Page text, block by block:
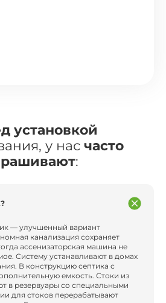
установкой
у нас часто
:
— улучшенный вариант
канализация сохраняет
ассенизаторская машина не
Систему устанавливают в домах
В конструкцию септика с
емкость. Стоки из
в резервуары со специальными
для стоков перерабатывают